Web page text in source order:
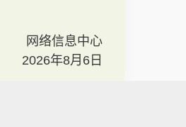
网络信息中心
2026年8月6日